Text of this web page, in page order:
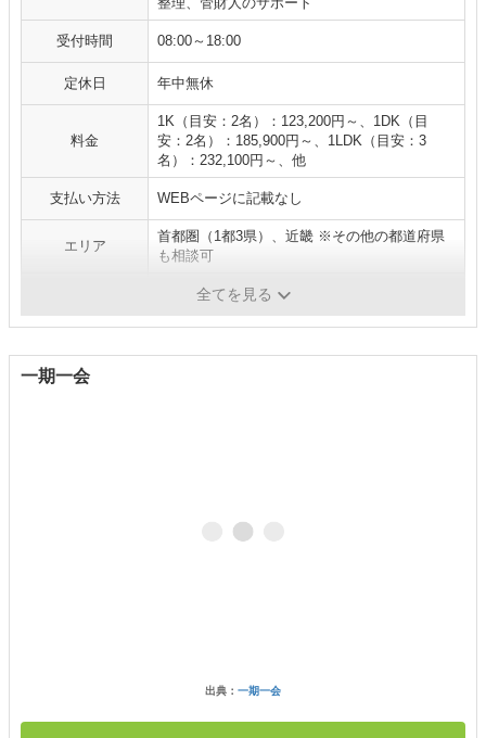
受付時間 08:00～18:00
定休日 年中無休
料金
1K（目安：2名）：123,200円～、1DK（目
安：2名）：185,900円～、1LDK（目安：3
名）：232,100円～、他
支払い方法 WEBページに記載なし
エリア
首都圏（1都3県）、近畿 ※その他の都道府県
も相談可
退去時のサポートあり
全てを見る
一期一会
出典： 一期一会